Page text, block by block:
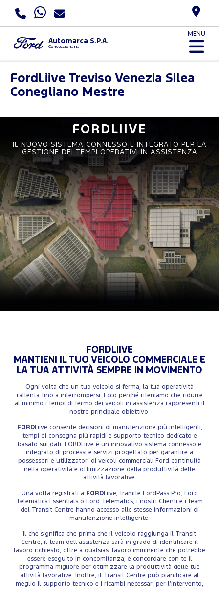
Automarca S.P.A.
Concessionaria
MENU
FordLiive Treviso Venezia Silea
Conegliano Mestre
FORDLIIVE
IL NUOVO SISTEMA CONNESSO E INTEGRATO PER LA
GESTIONE DEI TEMPI OPERATIVI IN ASSISTENZA
FORDLIIVE
MANTIENI IL TUO VEICOLO COMMERCIALE E
LA TUA ATTIVITÀ SEMPRE IN MOVIMENTO
Ogni volta che un tuo veicolo si ferma, la tua operatività
rallenta fino a interrompersi. Ecco perché riteniamo che ridurre
al minimo i tempi di fermo dei veicoli in assistenza rappresenti il
nostro principale obiettivo.
FORDLiive consente decisioni di manutenzione più intelligenti,
tempi di consegna più rapidi e supporto tecnico dedicato e
basato sui dati. FORDLiive è un innovativo sistema connesso e
integrato di processi e servizi progettato per garantire a
possessori e utilizzatori di veicoli commerciali Ford continuità
nella operatività e ottimizzazione della produttività delle
attività lavorative.
Una volta registrati a FORDLiive, tramite FordPass Pro, Ford
Telematics Essentials o Ford Telematics, i nostri Clienti e i team
del Transit Centre hanno accesso alle stesse informazioni di
manutenzione intelligente.
Il che significa che prima che il veicolo raggiunga il Transit
Centre, il team dell’assistenza sarà in grado di identificare il
lavoro richiesto, oltre a qualsiasi lavoro imminente che potrebbe
essere eseguito in concomitanza, e concordare con te il
programma migliore per ottimizzare la produttività delle tue
attività lavorative. Inoltre, il Transit Centre può pianificare al
meglio il supporto tecnico e i ricambi necessari per l’intervento,